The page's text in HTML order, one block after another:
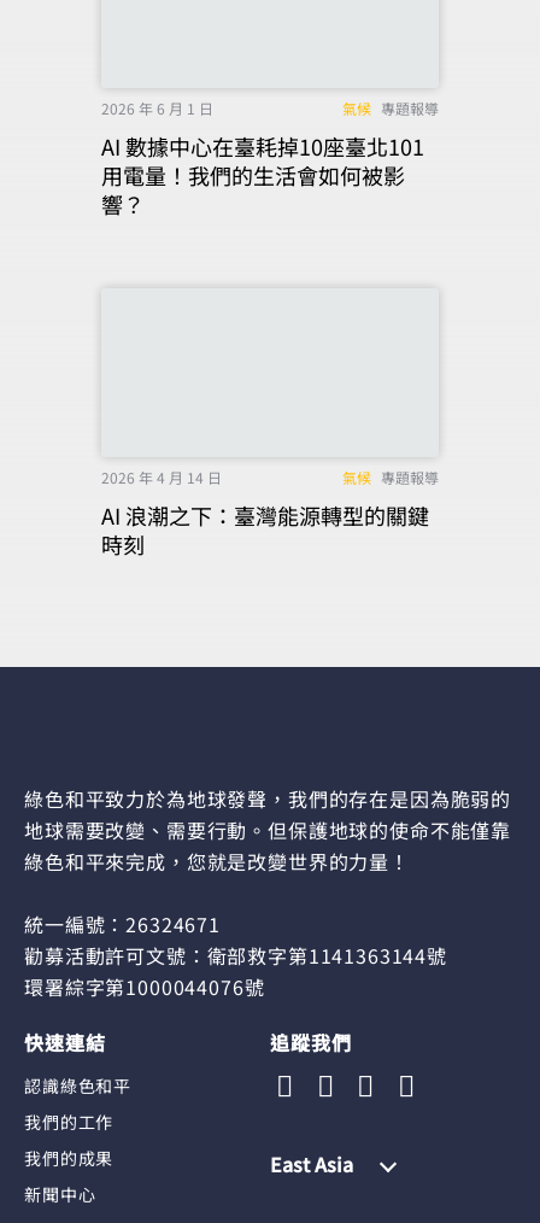
2026 年 6 月 1 日 氣候 專題報導
AI 數據中心在臺耗掉10座臺北101
用電量！我們的生活會如何被影
響？
2026 年 4 月 14 日 氣候 專題報導
AI 浪潮之下：臺灣能源轉型的關鍵
時刻
綠色和平致力於為地球發聲，我們的存在是因為脆弱的
地球需要改變、需要行動。但保護地球的使命不能僅靠
綠色和平來完成，您就是改變世界的力量！
統一編號：26324671
勸募活動許可文號：衛部救字第1141363144號
環署綜字第1000044076號
快速連結
認識綠色和平
我們的工作
我們的成果
新聞中心
追蹤我們
East Asia